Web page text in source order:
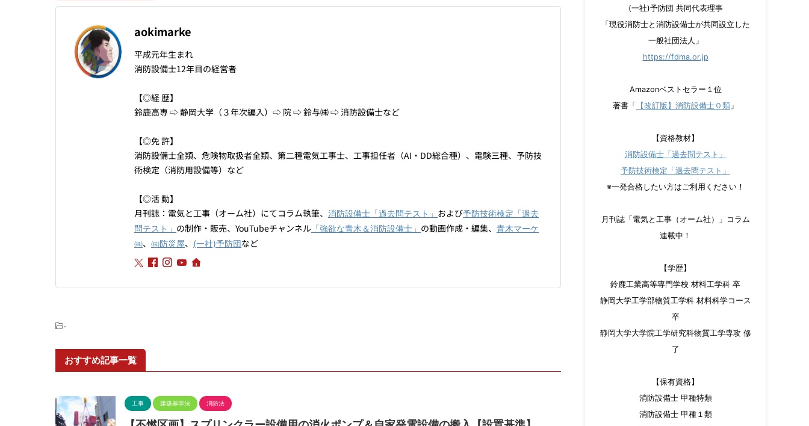
aokimarke
平成元年生まれ
消防設備士12年目の経営者
【◎経 歴】
鈴鹿高専 ⇨ 静岡大学（３年次編入）⇨ 院 ⇨ 鈴与㈱ ⇨ 消防設備士など
【◎免 許】
消防設備士全類、危険物取扱者全類、第二種電気工事士、工事担任者（AI・DD総合種）、電験三種、予防技
術検定（消防用設備等）など
【◎活 動】
月刊誌：電気と工事（オーム社）にてコラム執筆、 消防設備士「過去問テスト」 および予防技術検定「過去
問テスト」 の制作・販売、YouTubeチャンネル 「強欲な青木＆消防設備士」 の動画作成・編集、 青木マーケ
㈱、 ㈱防災屋、 (一社)予防団など
-
おすすめ記事一覧
工事 建築基準法 消防法
(一社)予防団 共同代表理事
「現役消防士と消防設備士が共同設立した
一般社団法人」
https://fdma.or.jp
Amazonベストセラー１位
著書「
【改訂版】消防設備士０類 」
【資格教材】
消防設備士「過去問テスト」
予防技術検定「過去問テスト」
※一発合格したい方はご利用ください！
月刊誌「電気と工事（オーム社）」コラム
連載中！
【学歴】
鈴鹿工業高等専門学校 材料工学科 卒
静岡大学工学部物質工学科 材料科学コース
卒
静岡大学大学院工学研究科物質工学専攻 修
了
【保有資格】
消防設備士 甲種特類
消防設備士 甲種１類